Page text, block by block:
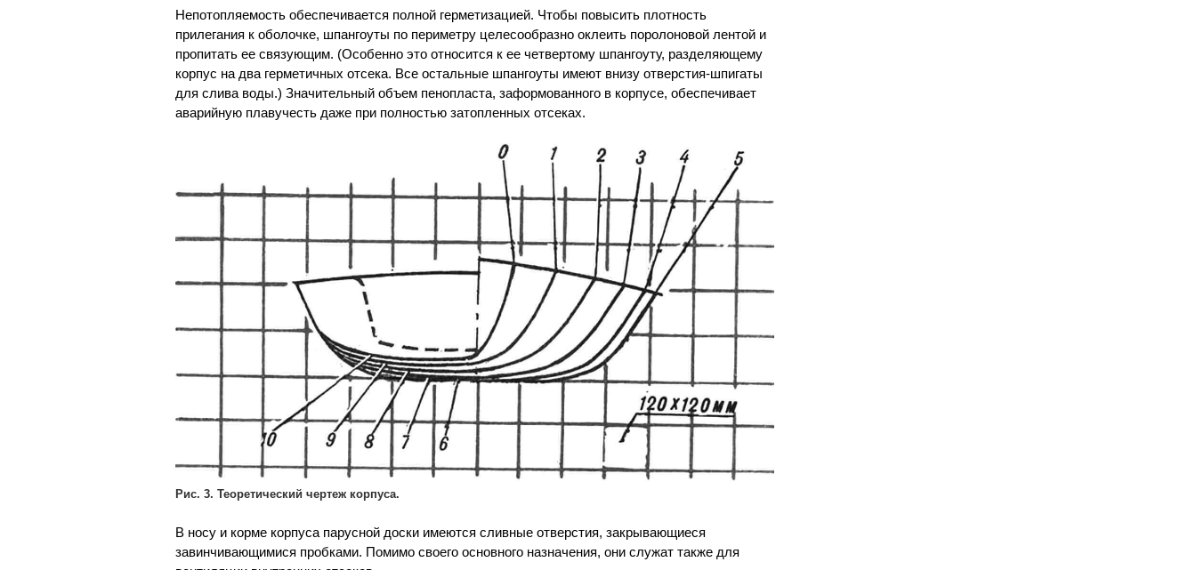
Непотопляемость обеспечивается полной герметизацией. Чтобы повысить плотность
прилегания к оболочке, шпангоуты по периметру целесообразно оклеить поролоновой лентой и
пропитать ее связующим. (Особенно это относится к ее четвертому шпангоуту, разделяющему
корпус на два герметичных отсека. Все остальные шпангоуты имеют внизу отверстия-шпигаты
для слива воды.) Значительный объем пенопласта, заформованного в корпусе, обеспечивает
аварийную плавучесть даже при полностью затопленных отсеках.
Рис. 3. Теоретический чертеж корпуса.
В носу и корме корпуса парусной доски имеются сливные отверстия, закрывающиеся
завинчивающимися пробками. Помимо своего основного назначения, они служат также для